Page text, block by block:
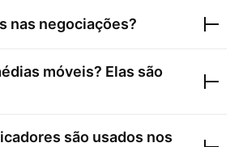
nas negociações?
móveis? Elas são
são usados nos